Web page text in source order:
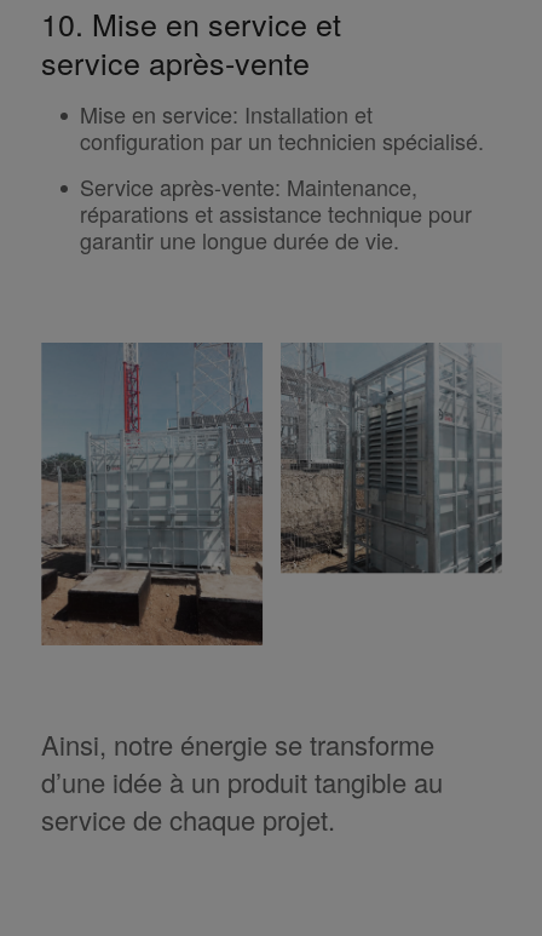
10. Mise en service et
service après-vente
Mise en service: Installation et
configuration par un technicien spécialisé.
Service après-vente: Maintenance,
réparations et assistance technique pour
garantir une longue durée de vie.
Ainsi, notre énergie se transforme
d’une idée à un produit tangible au
service de chaque projet.